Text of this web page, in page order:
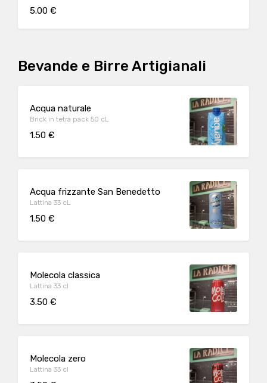
5.00 €
Bevande e Birre Artigianali
Acqua naturale
Brick in tetra pack 50 cL
1.50 €
Acqua frizzante San Benedetto
Lattina 33 cL
1.50 €
Molecola classica
Lattina 33 cl
3.50 €
Molecola zero
Lattina 33 cl